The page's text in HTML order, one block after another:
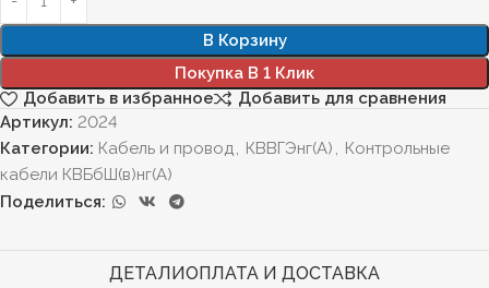
В Корзину
Покупка В 1 Клик
Добавить в избранное
Добавить для сравнения
Артикул: 2024
Категории: Кабель и провод КВВГЭнг(А)
Контрольные
кабели КВБбШ(в)нг(А)
Поделиться:
ДЕТАЛИОПЛАТА И ДОСТАВКА